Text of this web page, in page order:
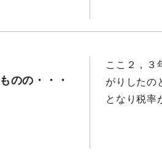
のの・・・
ここ２，３
がりしたの
となり税率